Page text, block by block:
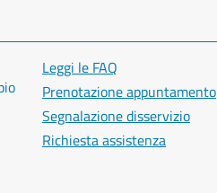
Leggi le FAQ
Prenotazione appuntamento
Segnalazione disservizio
Richiesta assistenza